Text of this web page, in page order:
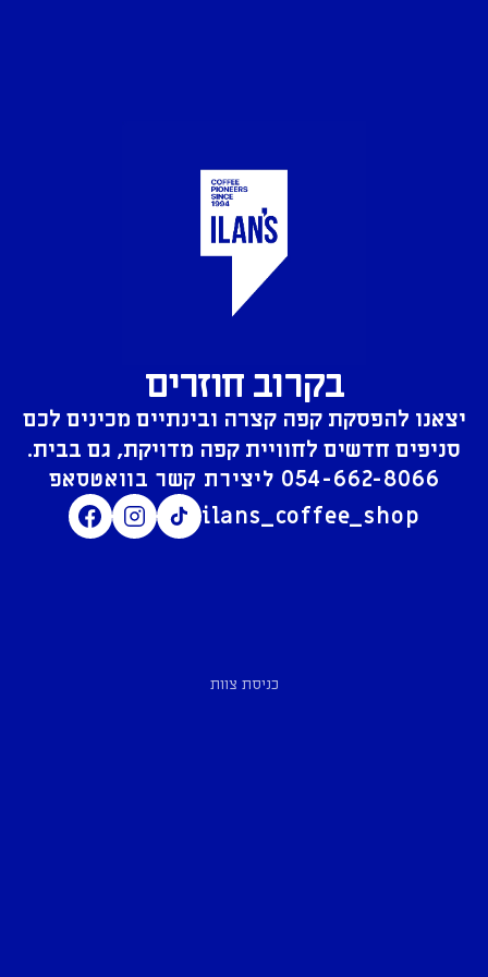
בקרוב חוזרים
יצאנו להפסקת קפה קצרה ובינתיים מכינים לכם
סניפים חדשים לחוויית קפה מדויקת, גם בבית.
054-662-8066
ilans_coffee_shop
כניסת צוות